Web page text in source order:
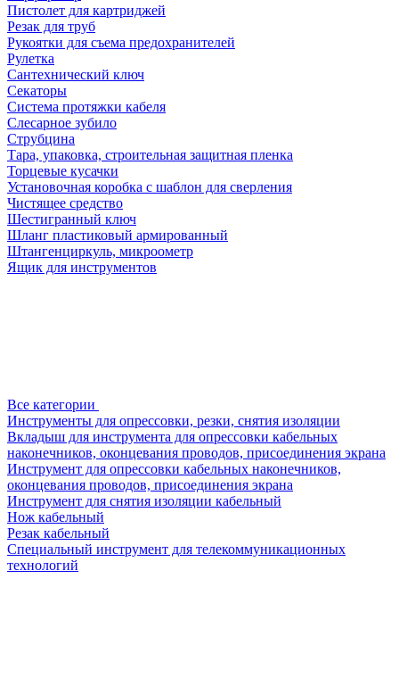
Пистолет для картриджей
Резак для труб
Рукоятки для съема предохранителей
Рулетка
Сантехнический ключ
Секаторы
Система протяжки кабеля
Слесарное зубило
Струбцина
Тара, упаковка, строительная защитная пленка
Торцевые кусачки
Установочная коробка с шаблон для сверления
Чистящее средство
Шестигранный ключ
Шланг пластиковый армированный
Штангенциркуль, микроометр
Ящик для инструментов
Все категории
Инструменты для опрессовки, резки, снятия изоляции
Вкладыш для инструмента для опрессовки кабельных
наконечников, оконцевания проводов, присоединения экрана
Инструмент для опрессовки кабельных наконечников,
оконцевания проводов, присоединения экрана
Инструмент для снятия изоляции кабельный
Нож кабельный
Резак кабельный
Специальный инструмент для телекоммуникационных
технологий